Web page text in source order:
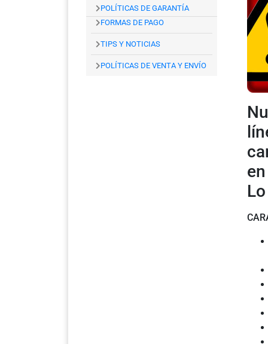
POLÍTICAS DE GARANTÍA
FORMAS DE PAGO
TIPS Y NOTICIAS
POLÍTICAS DE VENTA Y ENVÍO